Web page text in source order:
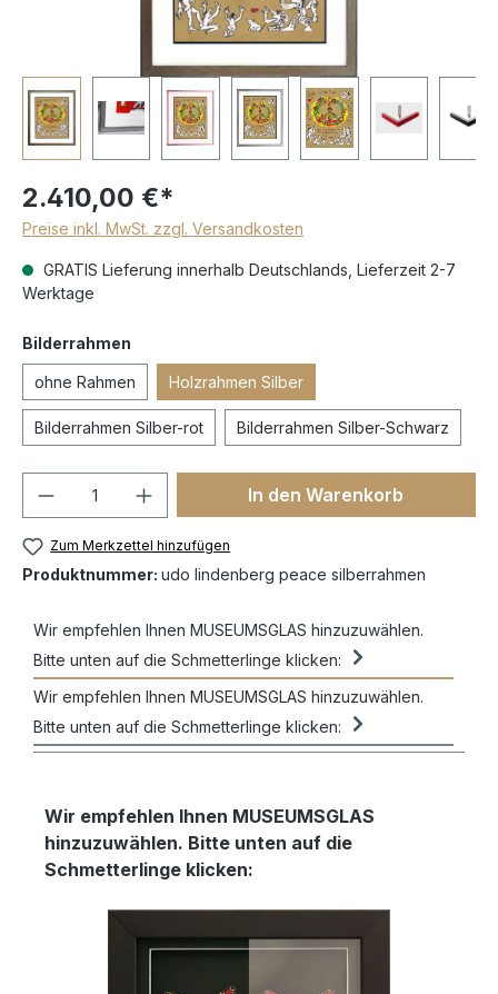
2.410,00 €*
Preise inkl. MwSt. zzgl. Versandkosten
GRATIS Lieferung innerhalb Deutschlands, Lieferzeit 2-7
Werktage
Bilderrahmen
ohne Rahmen Holzrahmen Silber
Bilderrahmen Silber-rot Bilderrahmen Silber-Schwarz
In den Warenkorb
Zum Merkzettel hinzufügen
Produktnummer: udo lindenberg peace silberrahmen
Wir empfehlen Ihnen MUSEUMSGLAS hinzuzuwählen.
Bitte unten auf die Schmetterlinge klicken:
Wir empfehlen Ihnen MUSEUMSGLAS hinzuzuwählen.
Bitte unten auf die Schmetterlinge klicken:
Wir empfehlen Ihnen MUSEUMSGLAS
hinzuzuwählen. Bitte unten auf die
Schmetterlinge klicken: